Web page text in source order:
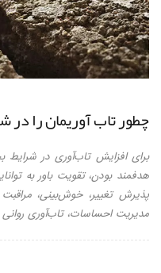
چطور تاب آوریمان را
برای افزایش تاب‌آوری در شرایط
هدفمند بودن، تقویت باور به
پذیرش تغییر، خوش‌بینی،
مدیریت احساسات، تاب‌آوری